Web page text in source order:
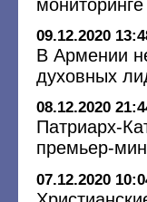
09.12.2020
В Армении
духовных
08.12.2020
Патриарх-
премьер-
07.12.2020